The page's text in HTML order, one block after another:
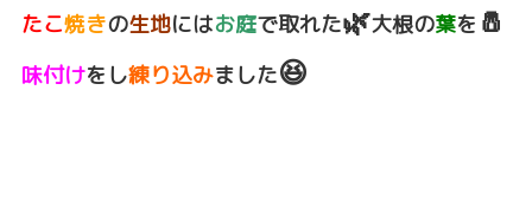
たこ焼きの生地にはお庭で取れた🌿大根の葉を 🧂
味付けをし練り込みました😆